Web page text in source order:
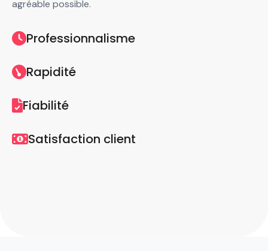
agréable possible.
Professionnalisme
Rapidité
Fiabilité
Satisfaction client